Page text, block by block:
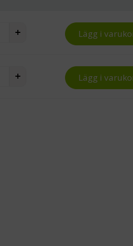
hyllplan till SAP-vagn quantity
Lägg i
hyllplan till SAP-vagn quantity
Lägg i